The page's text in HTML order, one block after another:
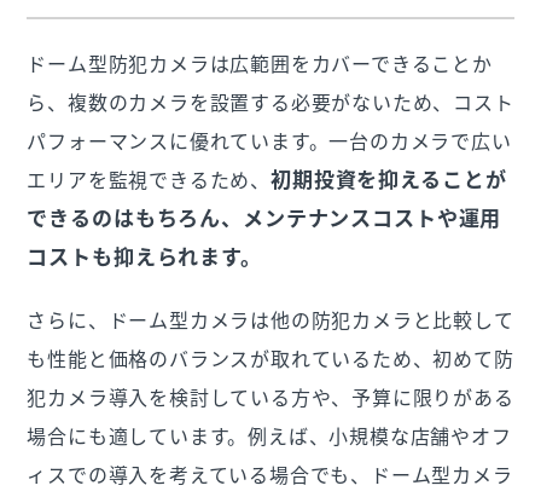
ドーム型防犯カメラは広範囲をカバーできることか
ら、複数のカメラを設置する必要がないため、コスト
パフォーマンスに優れています。一台のカメラで広い
エリアを監視できるため、初期投資を抑えることが
できるのはもちろん、メンテナンスコストや運用
コストも抑えられます。
さらに、ドーム型カメラは他の防犯カメラと比較して
も性能と価格のバランスが取れているため、初めて防
犯カメラ導入を検討している方や、予算に限りがある
場合にも適しています。例えば、小規模な店舗やオフ
ィスでの導入を考えている場合でも、ドーム型カメラ